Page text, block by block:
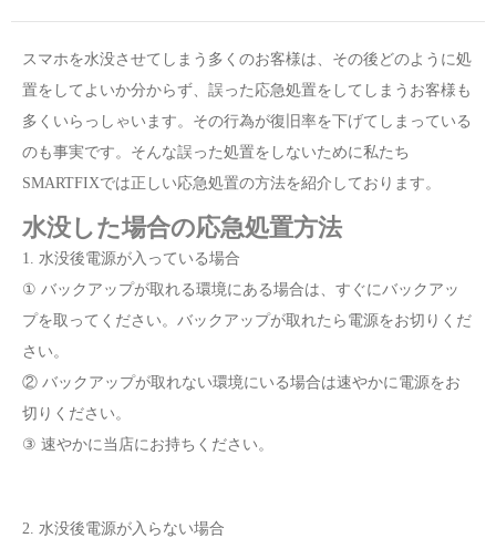
スマホを水没させてしまう多くのお客様は、その後どのように処
置をしてよいか分からず、誤った応急処置をしてしまうお客様も
多くいらっしゃいます。その行為が復旧率を下げてしまっている
のも事実です。そんな誤った処置をしないために私たち
SMARTFIXでは正しい応急処置の方法を紹介しております。
水没した場合の応急処置方法
1. 水没後電源が入っている場合
① バックアップが取れる環境にある場合は、すぐにバックアッ
プを取ってください。バックアップが取れたら電源をお切りくだ
さい。
② バックアップが取れない環境にいる場合は速やかに電源をお
切りください。
③ 速やかに当店にお持ちください。
2. 水没後電源が入らない場合